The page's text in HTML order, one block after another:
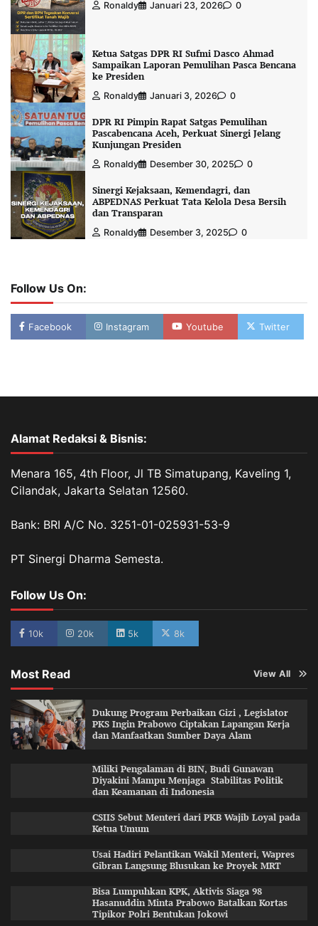
Ronaldy Januari 23, 2026 0
Ketua Satgas DPR RI Sufmi Dasco Ahmad
Sampaikan Laporan Pemulihan Pasca Bencana
ke Presiden
Ronaldy Januari 3, 2026 0
DPR RI Pimpin Rapat Satgas Pemulihan
Pascabencana Aceh, Perkuat Sinergi Jelang
Kunjungan Presiden
Ronaldy Desember 30, 2025 0
Sinergi Kejaksaan, Kemendagri, dan
ABPEDNAS Perkuat Tata Kelola Desa Bersih
dan Transparan
Ronaldy Desember 3, 2025 0
Follow Us On:
Facebook Instagram Youtube Twitter
Alamat Redaksi & Bisnis:
Menara 165, 4th Floor, Jl TB Simatupang, Kaveling 1,
Cilandak, Jakarta Selatan 12560.
Bank: BRI A/C No. 3251-01-025931-53-9
PT Sinergi Dharma Semesta.
Follow Us On:
10k 20k 5k 8k
Most Read View All
Dukung Program Perbaikan Gizi , Legislator
PKS Ingin Prabowo Ciptakan Lapangan Kerja
dan Manfaatkan Sumber Daya Alam
Miliki Pengalaman di BIN, Budi Gunawan
Diyakini Mampu Menjaga Stabilitas Politik
dan Keamanan di Indonesia
CSIIS Sebut Menteri dari PKB Wajib Loyal pada
Ketua Umum
Usai Hadiri Pelantikan Wakil Menteri, Wapres
Gibran Langsung Blusukan ke Proyek MRT
Bisa Lumpuhkan KPK, Aktivis Siaga 98
Hasanuddin Minta Prabowo Batalkan Kortas
Tipikor Polri Bentukan Jokowi